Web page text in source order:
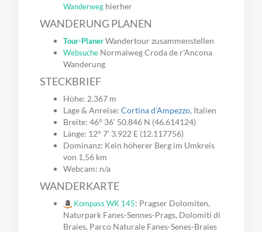
Wanderweg hierher
WANDERUNG PLANEN
Tour-PlanerWandertour zusammenstellen
Websuche Normalweg Croda de r'Ancona
Wanderung
STECKBRIEF
Höhe: 2.367 m
Lage & Anreise:Cortina d'Ampezzo, Italien
Breite: 46° 36‘ 50.846 N (46.614124)
Länge: 12° 7‘ 3.922 E (12.117756)
Dominanz: Kein höherer Berg im Umkreis
von 1,56 km
Webcam: n/a
WANDERKARTE
Kompass WK 145: Pragser Dolomiten,
Naturpark Fanes-Sennes-Prags, Dolomiti di
Braies, Parco Naturale Fanes-Senes-Braies